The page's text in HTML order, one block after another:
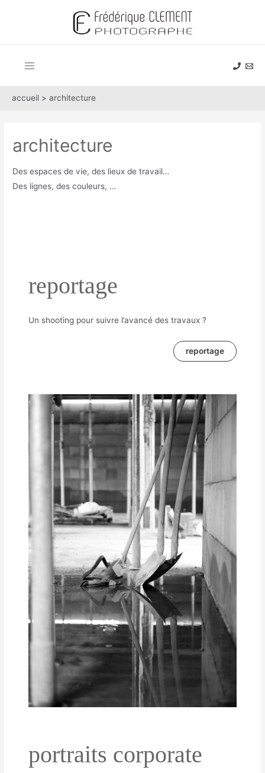
Menu
accueil > architecture
architecture
Des espaces de vie, des lieux de travail…
Des lignes, des couleurs, …
reportage
Un shooting pour suivre l’avancé des travaux ?
reportage
portraits corporate